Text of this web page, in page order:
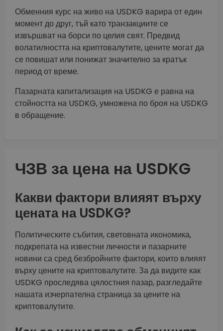
Обменния курс на живо на USDKG варира от един
момент до друг, тъй като транзакциите се
извършват на борси по целия свят. Предвид
волатилността на криптовалутите, цените могат да
се повишат или понижат значително за кратък
период от време.
Пазарната капитализация на USDKG е равна на
стойността на USDKG, умножена по броя на USDKG
в обращение.
ЧЗВ за цена на USDKG
Какви фактори влияят върху
цената на USDKG?
Политическите събития, световната икономика,
подкрепата на известни личности и пазарните
новини са сред безбройните фактори, които влияят
върху цените на криптовалутите. За да видите как
USDKG проследява цялостния пазар, разгледайте
нашата изчерпателна страница за цените на
криптовалутите.